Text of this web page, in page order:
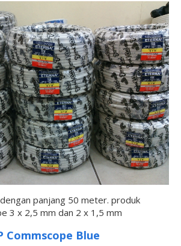
panjang 50 meter. produk
3 x 2,5 mm dan 2 x 1,5 mm
Commscope Blue